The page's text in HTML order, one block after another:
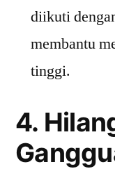
diikuti
membantu
tinggi.
4.